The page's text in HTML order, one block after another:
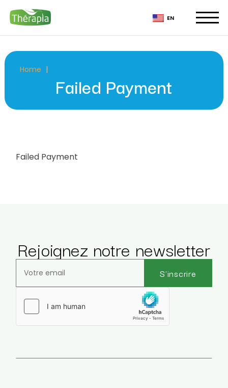
the
content
EN
Home
Failed Payment
Failed Payment
Rejoignez notre newsletter
S'inscrire